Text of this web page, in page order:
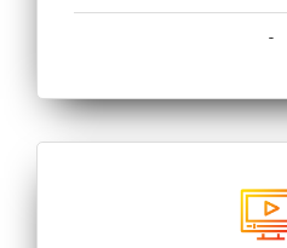
-